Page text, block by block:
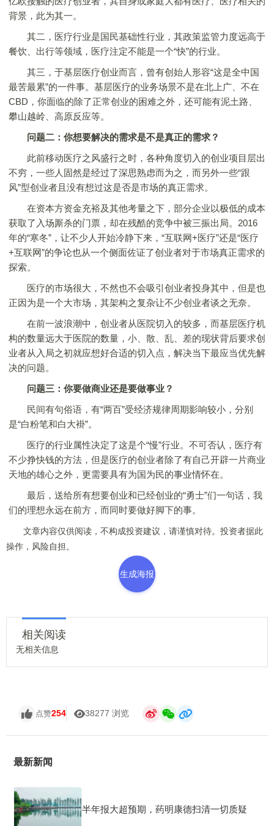
背景，此为其一。
其二，医疗行业是国民基础性行业，其政策监管力度远高于
餐饮、出行等领域，医疗注定不能是一个“快”的行业。
其三，于基层医疗创业而言，曾有创始人形容“这是全中国
最苦最累”的一件事。基层医疗的业务场景不是在北上广、不在
CBD，你面临的除了正常创业的困难之外，还可能有泥土路、
攀山越岭、高原反应等。
问题二：你想要解决的需求是不是真正的需求？
此前移动医疗之风盛行之时，各种角度切入的创业项目层出
不穷，一些人固然是经过了深思熟虑而为之，而另外一些“跟
风”型创业者且没有想过这是否是市场的真正需求。
在资本方资金充裕及其他考量之下，部分企业以极低的成本
获取了入场厮杀的门票，却在残酷的竞争中被三振出局。2016
年的“寒冬”，让不少人开始冷静下来，“互联网+医疗”还是“医疗
+互联网”的争论也从一个侧面佐证了创业者对于市场真正需求的
探索。
医疗的市场很大，不然也不会吸引创业者投身其中，但是也
正因为是一个大市场，其架构之复杂让不少创业者谈之无奈。
在前一波浪潮中，创业者从医院切入的较多，而基层医疗机
构的数量远大于医院的数量，小、散、乱、差的现状背后要求创
业者从入局之初就应想好合适的切入点，解决当下最应当优先解
决的问题。
问题三：你要做商业还是要做事业？
民间有句俗语，有“两百”受经济规律周期影响较小，分别
是“白粉笔和白大褂”。
医疗的行业属性决定了这是个“慢”行业。不可否认，医疗有
不少挣快钱的方法，但是医疗的创业者除了有自己开辟一片商业
天地的雄心之外，更需要具有为国为民的事业情怀在。
最后，送给所有想要创业和已经创业的“勇士”们一句话，我
们的理想永远在前方，而同时要做好脚下的事。
文章内容仅供阅读，不构成投资建议，请谨慎对待。投资者据此
操作，风险自担。
生成海报
相关阅读
无相关信息
点赞254 38277 浏览
最新新闻
半年报大超预期，药明康德扫清一切质疑